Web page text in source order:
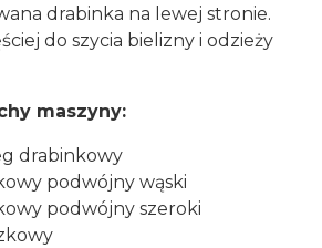
drabinka na lewej stronie.
do szycia bielizny i odzieży
maszyny:
drabinkowy
podwójny wąski
podwójny szeroki